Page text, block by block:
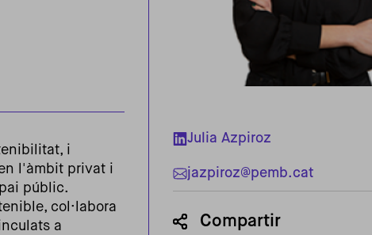
i
l'àmbit privat i
públic.
col·labora
a
Julia Azpiroz
jazpiroz@pemb.cat
Compartir